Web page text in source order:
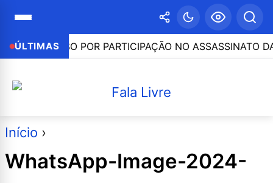
ÚLTIMAS
POR PARTICIPAÇÃO NO ASSASSINATO DA
Início ›
WhatsApp-Image-2024-